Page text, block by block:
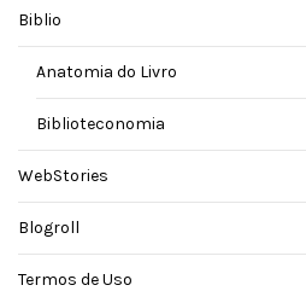
Biblio
Anatomia do Livro
Biblioteconomia
WebStories
Blogroll
Termos de Uso